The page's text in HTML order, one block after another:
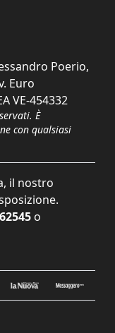
Poerio,
Euro
VE-454332
È
con qualsiasi
il nostro
o